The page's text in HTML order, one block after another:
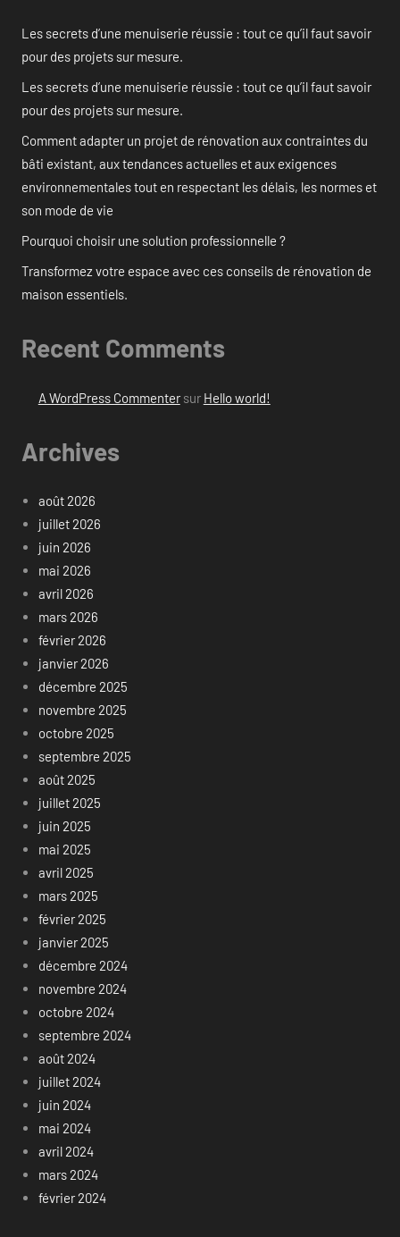
Les secrets d’une menuiserie réussie : tout ce qu’il faut savoir
pour des projets sur mesure.
Les secrets d’une menuiserie réussie : tout ce qu’il faut savoir
pour des projets sur mesure.
Comment adapter un projet de rénovation aux contraintes du
bâti existant, aux tendances actuelles et aux exigences
environnementales tout en respectant les délais, les normes et
son mode de vie
Pourquoi choisir une solution professionnelle ?
Transformez votre espace avec ces conseils de rénovation de
maison essentiels.
Recent Comments
A WordPress Commentersur Hello world!
Archives
août 2026
juillet 2026
juin 2026
mai 2026
avril 2026
mars 2026
février 2026
janvier 2026
décembre 2025
novembre 2025
octobre 2025
septembre 2025
août 2025
juillet 2025
juin 2025
mai 2025
avril 2025
mars 2025
février 2025
janvier 2025
décembre 2024
novembre 2024
octobre 2024
septembre 2024
août 2024
juillet 2024
juin 2024
mai 2024
avril 2024
mars 2024
février 2024